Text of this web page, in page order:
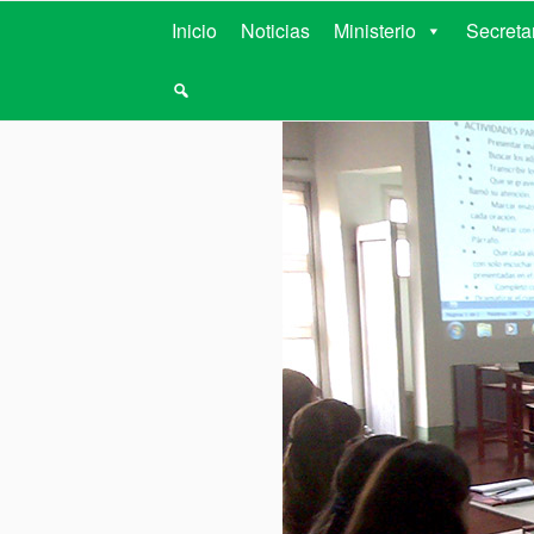
MINISTERIO
Inicio Noticias Ministerio